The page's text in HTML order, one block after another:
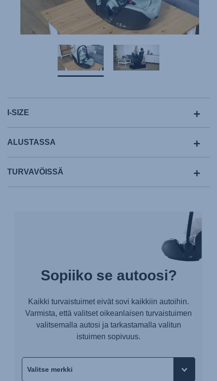
I-SIZE
ALUSTASSA
TURVAVÖISSÄ
Sopiiko se autoosi?
Kaikki turvaistuimet eivät sovi kaikkiin autoihin.
Varmista, että valitset oikeanlaisen turvaistuimen
valitsemalla autosi ja tarkastamalla valitun
istuimen sopivuus.